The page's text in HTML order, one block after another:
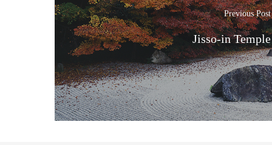
Previous Post
Jisso-in Temple